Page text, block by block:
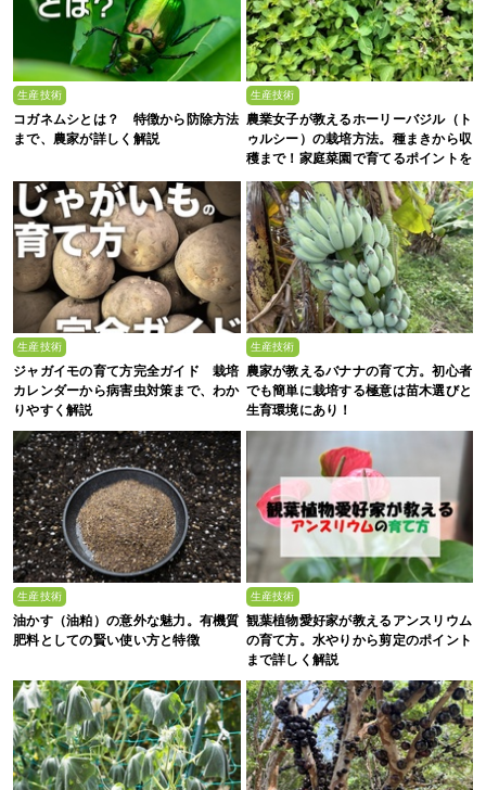
生産技術
コガネムシとは？ 特徴から防除方法
まで、農家が詳しく解説
生産技術
農業女子が教えるホーリーバジル（ト
ゥルシー）の栽培方法。種まきから収
穫まで！家庭菜園で育てるポイントを
解説
生産技術
ジャガイモの育て方完全ガイド 栽培
カレンダーから病害虫対策まで、わか
りやすく解説
生産技術
農家が教えるバナナの育て方。初心者
でも簡単に栽培する極意は苗木選びと
生育環境にあり！
生産技術
油かす（油粕）の意外な魅力。有機質
肥料としての賢い使い方と特徴
生産技術
観葉植物愛好家が教えるアンスリウム
の育て方。水やりから剪定のポイント
まで詳しく解説